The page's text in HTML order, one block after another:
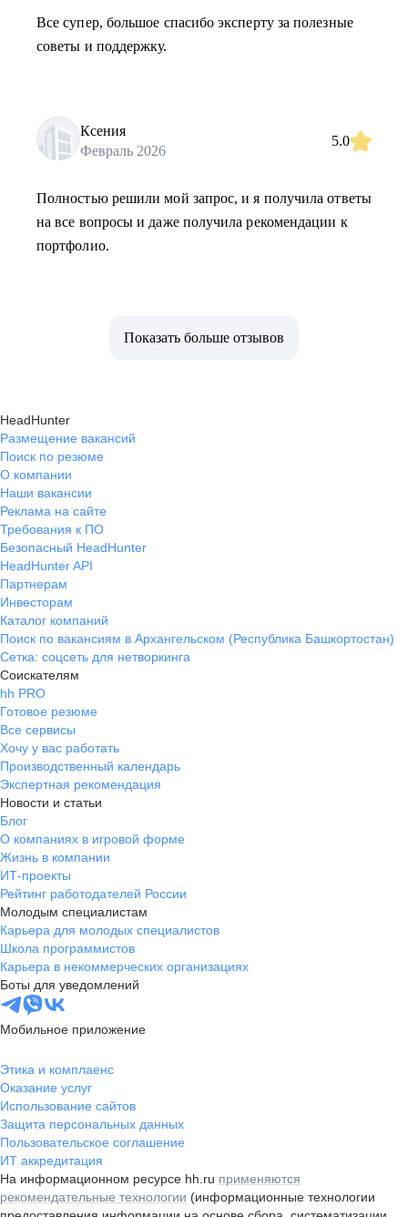
Все супер, большое спасибо эксперту за полезные
советы и поддержку.
Ксения
Февраль 2026
5.0
Полностью решили мой запрос, и я получила ответы
на все вопросы и даже получила рекомендации к
портфолио.
Показать больше отзывов
HeadHunter
Размещение вакансий
Поиск по резюме
О компании
Наши вакансии
Реклама на сайте
Требования к ПО
Безопасный HeadHunter
HeadHunter API
Партнерам
Инвесторам
Каталог компаний
Поиск по вакансиям в Архангельском (Республика Башкортостан)
Сетка: соцсеть для нетворкинга
Соискателям
hh PRO
Готовое резюме
Все сервисы
Хочу у вас работать
Производственный календарь
Экспертная рекомендация
Новости и статьи
Блог
О компаниях в игровой форме
Жизнь в компании
ИТ-проекты
Рейтинг работодателей России
Молодым специалистам
Карьера для молодых специалистов
Школа программистов
Карьера в некоммерческих организациях
Боты для уведомлений
Мобильное приложение
Этика и комплаенс
Оказание услуг
Использование сайтов
Защита персональных данных
Пользовательское соглашение
ИТ аккредитация
На информационном ресурсе hh.ru применяются
рекомендательные технологии (информационные технологии